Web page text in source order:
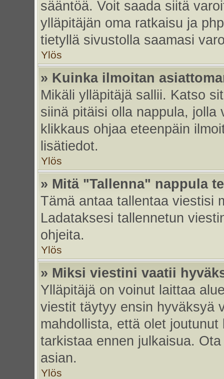
sääntöä. Voit saada siitä
ylläpitäjän oma ratkaisu ja
tietyllä sivustolla saamasi
Ylös
» Kuinka ilmoitan
Mikäli ylläpitäjä sallii. Katso
siinä pitäisi olla nappula, jolla
klikkaus ohjaa eteenpäin
lisätiedot.
Ylös
» Mitä "Tallenna" nappula
Tämä antaa tallentaa viestisi
Ladataksesi tallennetun
ohjeita.
Ylös
» Miksi viestini vaatii
Ylläpitäjä on voinut laittaa
viestit täytyy ensin hyväksyä
mahdollista, että olet
tarkistaa ennen julkaisua.
asian.
Ylös